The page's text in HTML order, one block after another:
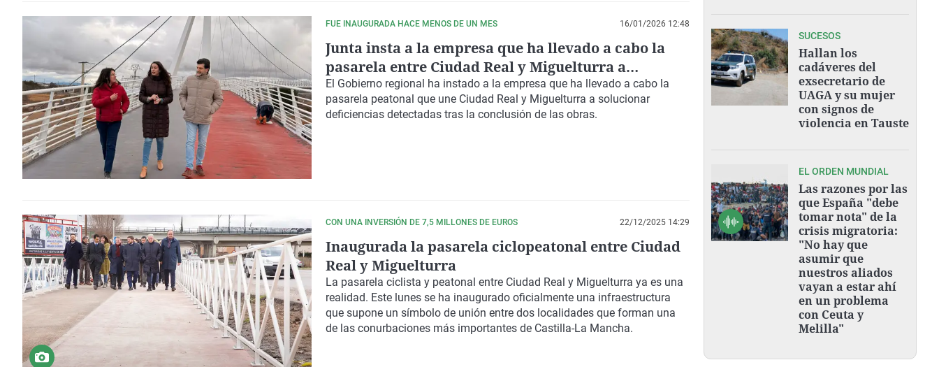
FUE INAUGURADA HACE MENOS DE UN MES 16/01/2026 12:48
Junta insta a la empresa que ha llevado a cabo la
pasarela entre Ciudad Real y Miguelturra a
solucionar deficiencias de las obras
El Gobierno regional ha instado a la empresa que ha llevado a cabo la
pasarela peatonal que une Ciudad Real y Miguelturra a solucionar
deficiencias detectadas tras la conclusión de las obras.
CON UNA INVERSIÓN DE 7,5 MILLONES DE EUROS 22/12/2025 14:29
Inaugurada la pasarela ciclopeatonal entre Ciudad
Real y Miguelturra
La pasarela ciclista y peatonal entre Ciudad Real y Miguelturra ya es una
realidad. Este lunes se ha inaugurado oficialmente una infraestructura
que supone un símbolo de unión entre dos localidades que forman una
de las conurbaciones más importantes de Castilla-La Mancha.
SUCESOS
Hallan los
cadáveres del
exsecretario de
UAGA y su mujer
con signos de
violencia en Tauste
EL ORDEN MUNDIAL
Las razones por las
que España "debe
tomar nota" de la
crisis migratoria:
"No hay que
asumir que
nuestros aliados
vayan a estar ahí
en un problema
con Ceuta y
Melilla"